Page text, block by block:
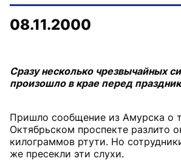
08.11.2000
Сразу несколько чрезвычайных
произошло в крае перед
Пришло сообщение из Амурска о
Октябрьском проспекте разлито
килограммов ртути. Но
же пресекли эти слухи.